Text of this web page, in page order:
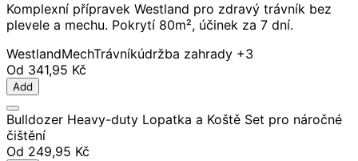
Komplexní přípravek Westland pro zdravý trávník bez
plevele a mechu. Pokrytí 80m², účinek za 7 dní.
WestlandMechTrávníkúdržba zahrady +3
Od 341,95 Kč
Add
Bulldozer Heavy-duty Lopatka a Koště Set pro náročné
čištění
Od 249,95 Kč